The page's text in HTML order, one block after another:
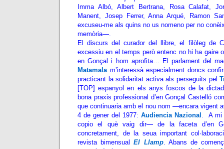
Imma Albó, Albert Bertrana, Rosa Calafat,
Manent, Josep Ferrer,Anna Arqué,
Ramon
excuseu-me als quins no us nomeno per no
memòria—.
El discurs del curador del llibre, el filòleg de
excessiu en el temps però entenc no hi ha gaire
en Gonçal i hom aprofita… El parlament del
Matamalam’interessà especialment doncs
practicant la solidaritat activa als perseguits pel
[TOP] espanyol en els anys foscos de la
bona praxis professional d’en Gonçal Castelló
que continuaria amb el nou nom —encara vigent
4 de gener del 1977:Audiencia Nazional . A mi
copio el què vaig dir— de la faceta d’en
concretament, de la seua important
revista bimensualEl Llamp. Abans de